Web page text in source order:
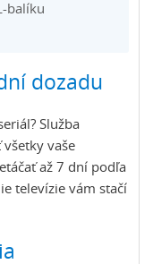
balíku
dozadu
Služba
vaše
až 7 dní podľa
televízie vám stačí